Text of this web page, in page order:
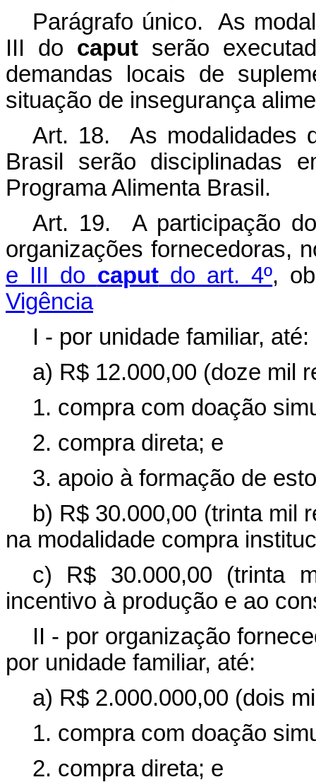
Parágrafo único. As
III do caput serão
demandas locais de
situação de insegurança
Art. 18. As modalidades
Brasil serão disciplinadas
Programa Alimenta Brasil.
Art. 19. A participação
organizações fornecedoras,
e III do caputdo art. 4º,
Vigência
I - por unidade familiar, até:
a) R$ 12.000,00 (doze mil
1. compra com doação
2. compra direta; e
3. apoio à formação de
b) R$ 30.000,00 (trinta mil
na modalidade compra
c) R$ 30.000,00 (trinta
incentivo à produção e ao
II - por organização
por unidade familiar, até:
a) R$ 2.000.000,00 (dois
1. compra com doação
2. compra direta; e